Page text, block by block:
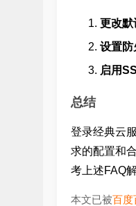
更改默
设置防
启用
总结
登录经典云
求的配置和
考上述FAQ
本文已被百度